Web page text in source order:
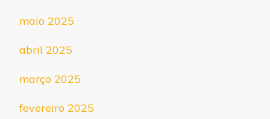
maio 2025
abril 2025
março 2025
fevereiro 2025